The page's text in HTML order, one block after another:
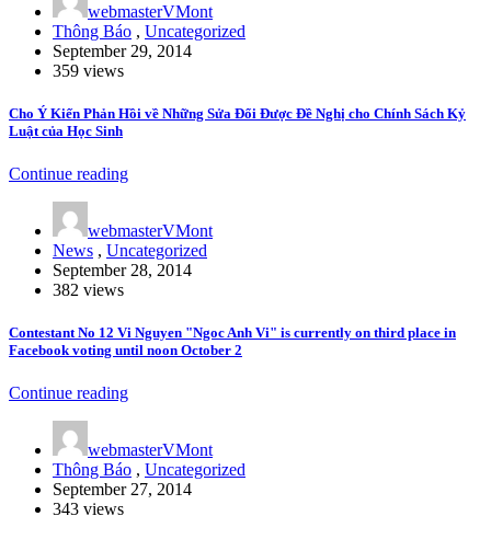
webmasterVMont
Thông Báo , Uncategorized
September 29, 2014
359 views
Cho Ý Kiến Phản Hồi về Những Sửa Đổi Được Đề Nghị cho Chính Sách Kỷ
Luật của Học Sinh
Continue reading
webmasterVMont
News , Uncategorized
September 28, 2014
382 views
Contestant No 12 Vi Nguyen "Ngoc Anh Vi" is currently on third place in
Facebook voting until noon October 2
Continue reading
webmasterVMont
Thông Báo , Uncategorized
September 27, 2014
343 views